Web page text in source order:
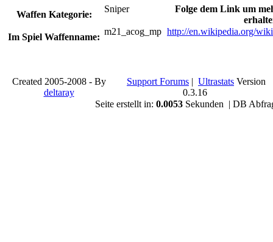
Waffen Kategorie:
Sniper
Folge dem Link um
Im Spiel Waffenname:
m21_acog_mp http://en.wikipedia.org/
Created 2005-2008 - By
deltaray
Support Forums | Ultrastats Version
0.3.16
Seite erstellt in: 0.0053Sekunden | DB